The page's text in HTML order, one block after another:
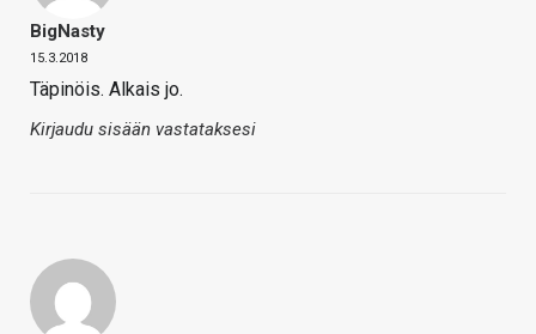
BigNasty
15.3.2018
Täpinöis. Alkais jo.
Kirjaudu sisään vastataksesi